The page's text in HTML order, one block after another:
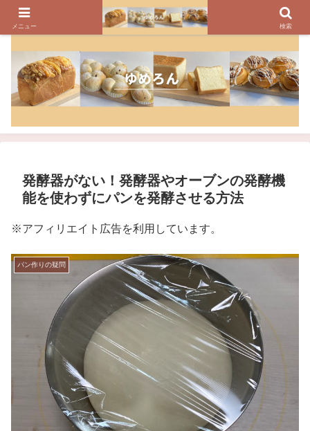
パンのレシピ、パン作りの疑問や美味しく焼けるコツを紹介しています
発酵器がない！発酵器やオーブンの発酵機
能を使わずにパンを発酵させる方法
※アフィリエイト広告を利用しています。
パン作りの疑問
メニュー 検索